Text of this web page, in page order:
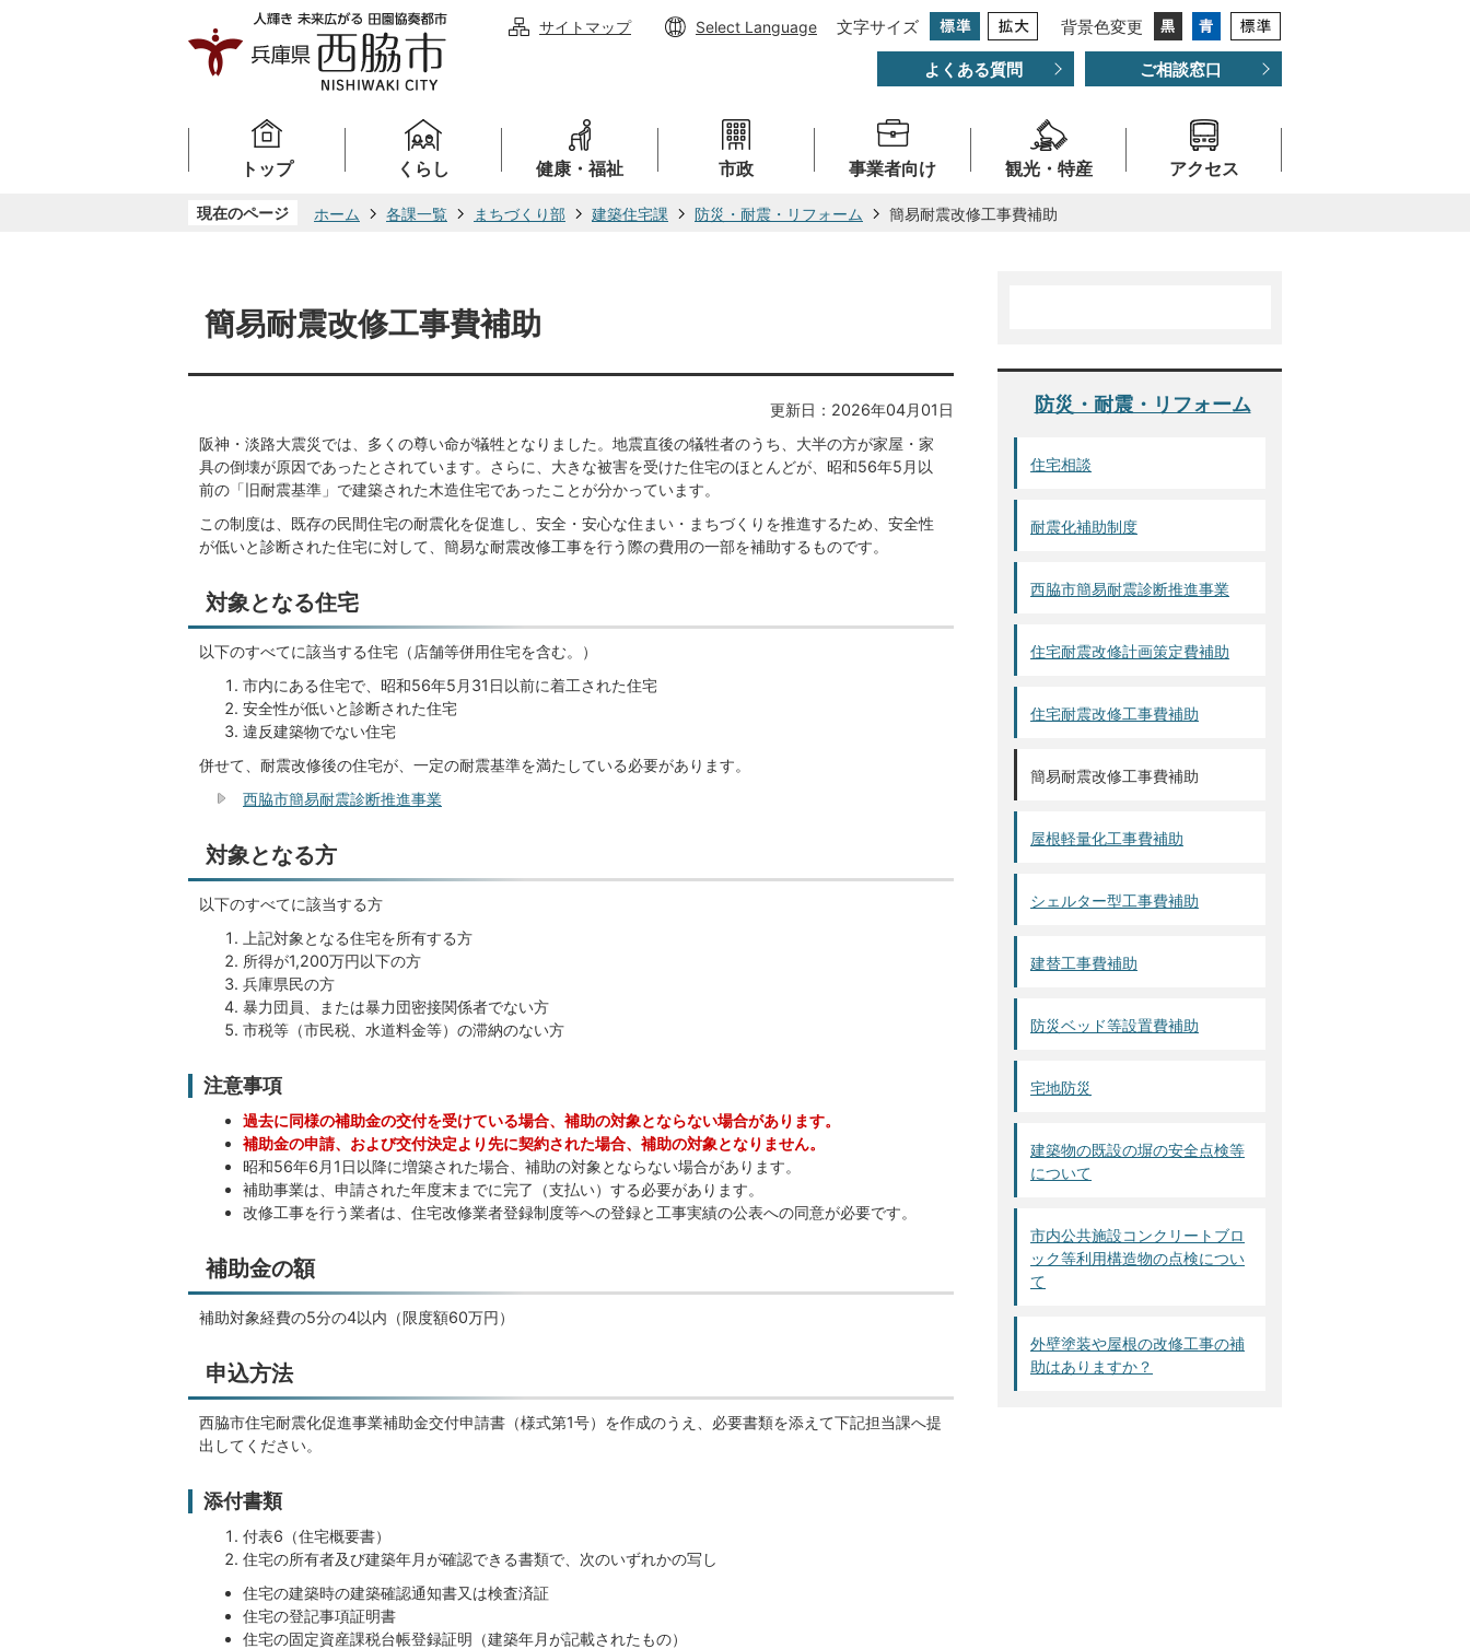
サイトマップ Select Language 文字サイズ 背景色変更
よくある質問 ご相談窓口
トップ くらし 健康・福祉 市政 事業者向け 観光・特産 アクセス
現在のページ ホーム 各課一覧 まちづくり部 建築住宅課 防災・耐震・リフォーム 簡易耐震改修工事費補助
簡易耐震改修工事費補助
更新日：2026年04月01日
阪神・淡路大震災では、多くの尊い命が犠牲となりました。地震直後の犠牲者のうち、大半の方が家屋・家
具の倒壊が原因であったとされています。さらに、大きな被害を受けた住宅のほとんどが、昭和56年5月以
前の「旧耐震基準」で建築された木造住宅であったことが分かっています。
この制度は、既存の民間住宅の耐震化を促進し、安全・安心な住まい・まちづくりを推進するため、安全性
が低いと診断された住宅に対して、簡易な耐震改修工事を行う際の費用の一部を補助するものです。
対象となる住宅
以下のすべてに該当する住宅（店舗等併用住宅を含む。）
市内にある住宅で、昭和56年5月31日以前に着工された住宅
安全性が低いと診断された住宅
違反建築物でない住宅
併せて、耐震改修後の住宅が、一定の耐震基準を満たしている必要があります。
西脇市簡易耐震診断推進事業
対象となる方
以下のすべてに該当する方
上記対象となる住宅を所有する方
所得が1,200万円以下の方
兵庫県民の方
暴力団員、または暴力団密接関係者でない方
市税等（市民税、水道料金等）の滞納のない方
注意事項
過去に同様の補助金の交付を受けている場合、補助の対象とならない場合があります。
補助金の申請、および交付決定より先に契約された場合、補助の対象となりません。
昭和56年6月1日以降に増築された場合、補助の対象とならない場合があります。
補助事業は、申請された年度末までに完了（支払い）する必要があります。
改修工事を行う業者は、住宅改修業者登録制度等への登録と工事実績の公表への同意が必要です。
補助金の額
補助対象経費の5分の4以内（限度額60万円）
申込方法
西脇市住宅耐震化促進事業補助金交付申請書（様式第1号）を作成のうえ、必要書類を添えて下記担当課へ提
出してください。
添付書類
付表6（住宅概要書）
住宅の所有者及び建築年月が確認できる書類で、次のいずれかの写し
住宅の建築時の建築確認通知書又は検査済証
住宅の登記事項証明書
住宅の固定資産課税台帳登録証明（建築年月が記載されたもの）
防災・耐震・リフォーム
住宅相談
耐震化補助制度
西脇市簡易耐震診断推進事業
住宅耐震改修計画策定費補助
住宅耐震改修工事費補助
簡易耐震改修工事費補助
屋根軽量化工事費補助
シェルター型工事費補助
建替工事費補助
防災ベッド等設置費補助
宅地防災
建築物の既設の塀の安全点検等
について
市内公共施設コンクリートブロ
ック等利用構造物の点検につい
て
外壁塗装や屋根の改修工事の補
助はありますか？